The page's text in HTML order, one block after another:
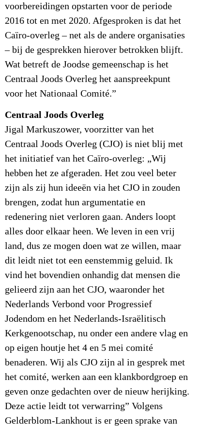
voorbereidingen opstarten voor de periode
2016 tot en met 2020. Afgesproken is dat het
Caïro-overleg – net als de andere organisaties
– bij de gesprekken hierover betrokken blijft.
Wat betreft de Joodse gemeenschap is het
Centraal Joods Overleg het aanspreekpunt
voor het Nationaal Comité.”
Centraal Joods Overleg
Jigal Markuszower, voorzitter van het
Centraal Joods Overleg (CJO) is niet blij met
het initiatief van het Caïro-overleg: „Wij
hebben het ze afgeraden. Het zou veel beter
zijn als zij hun ideeën via het CJO in zouden
brengen, zodat hun argumentatie en
redenering niet verloren gaan. Anders loopt
alles door elkaar heen. We leven in een vrij
land, dus ze mogen doen wat ze willen, maar
dit leidt niet tot een eenstemmig geluid. Ik
vind het bovendien onhandig dat mensen die
gelieerd zijn aan het CJO, waaronder het
Nederlands Verbond voor Progressief
Jodendom en het Nederlands-Israëlitisch
Kerkgenootschap, nu onder een andere vlag en
op eigen houtje het 4 en 5 mei comité
benaderen. Wij als CJO zijn al in gesprek met
het comité, werken aan een klankbordgroep en
geven onze gedachten over de nieuw herijking.
Deze actie leidt tot verwarring” Volgens
Gelderblom-Lankhout is er geen sprake van